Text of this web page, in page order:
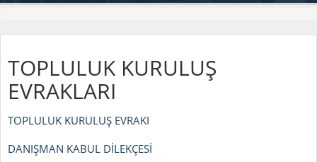
TOPLULUK KURULUŞ
EVRAKLARI
TOPLULUK KURULUŞ EVRAKI
DANIŞMAN KABUL DİLEKÇESİ